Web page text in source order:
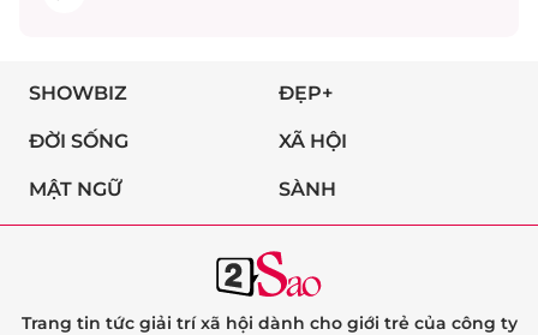
SHOWBIZ ĐẸP+
ĐỜI SỐNG XÃ HỘI
MẬT NGỮ SÀNH
Trang tin tức giải trí xã hội dành cho giới trẻ của công ty